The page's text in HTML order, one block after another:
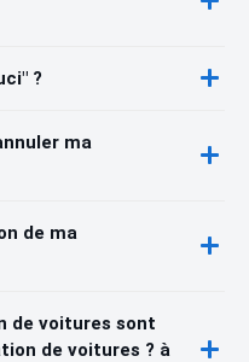
?
ma
de ma
de voitures sont
de voitures ? à